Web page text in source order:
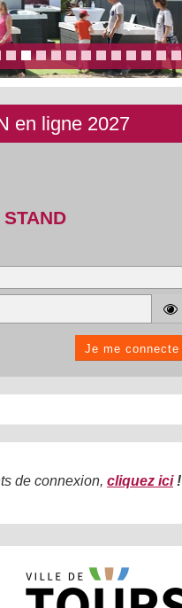
en ligne 2027
Je me connecte
de connexion, cliquez ici!